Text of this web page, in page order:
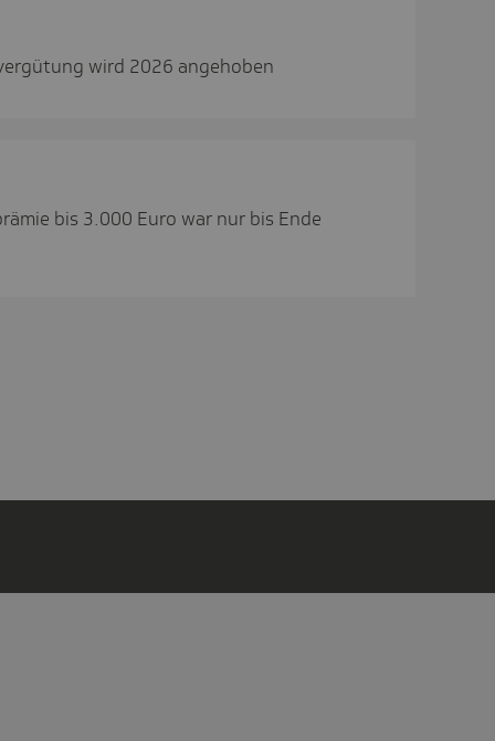
wird 2026 angehoben
bis 3.000 Euro war nur bis Ende